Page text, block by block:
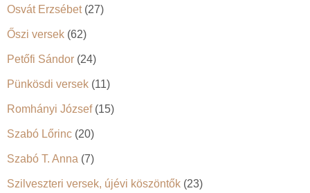
Osvát Erzsébet(27)
Őszi versek (62)
Petőfi Sándor (24)
Pünkösdi versek (11)
Romhányi József(15)
Szabó Lőrinc (20)
Szabó T. Anna (7)
Szilveszteri versek, újévi köszöntők (23)